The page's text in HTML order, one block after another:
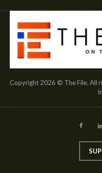
Copyright 2026 © The File. All